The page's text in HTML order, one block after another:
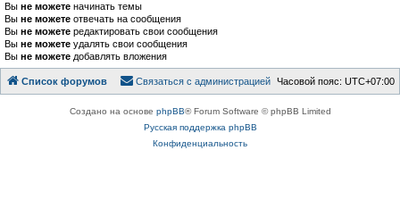
Вы не можете начинать темы
Вы не можете отвечать на сообщения
Вы не можете редактировать свои сообщения
Вы не можете удалять свои сообщения
Вы не можете добавлять вложения
Список форумов Часовой пояс: UTC+07:00
Связаться с администрацией
Создано на основе phpBB® Forum Software © phpBB Limited
Русская поддержка phpBB
Конфиденциальность